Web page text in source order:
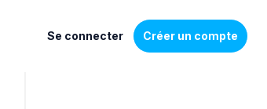
Se connecter Créer un compte